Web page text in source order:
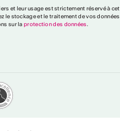
et leur usage est strictement réservé à
le stockage et le traitement de vos
sur laprotection des données.